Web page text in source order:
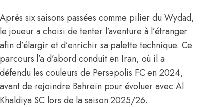
Après six saisons passées comme pilier du Wydad,
le joueur a choisi de tenter l’aventure à l’étranger
afin d’élargir et d’enrichir sa palette technique. Ce
parcours l’a d’abord conduit en Iran, où il a
défendu les couleurs de Persepolis FC en 2024,
avant de rejoindre Bahreïn pour évoluer avec Al
Khaldiya SC lors de la saison 2025/26.